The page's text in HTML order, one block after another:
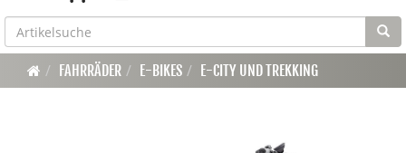
FAHRRÄDER E-BIKES E-CITY UND TREKKING